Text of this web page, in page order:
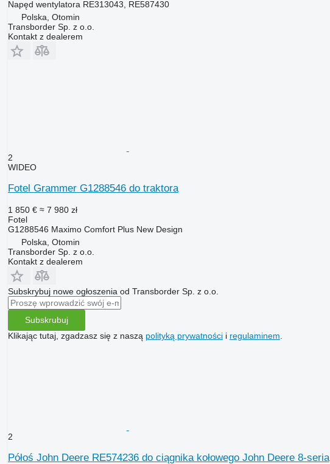
Napęd wentylatora RE313043, RE587430
Polska, Otomin
Transborder Sp. z o.o.
Kontakt z dealerem
2
WIDEO
Fotel Grammer G1288546 do traktora
1 850 € ≈ 7 980 zł
Fotel
G1288546 Maximo Comfort Plus New Design
Polska, Otomin
Transborder Sp. z o.o.
Kontakt z dealerem
Subskrybuj nowe ogłoszenia od Transborder Sp. z o.o.
Subskrubuj
Klikając tutaj, zgadzasz się z naszą polityką prywatnościi regulaminem
2
Półoś John Deere RE574236 do ciągnika kołowego John Deere 8-seria